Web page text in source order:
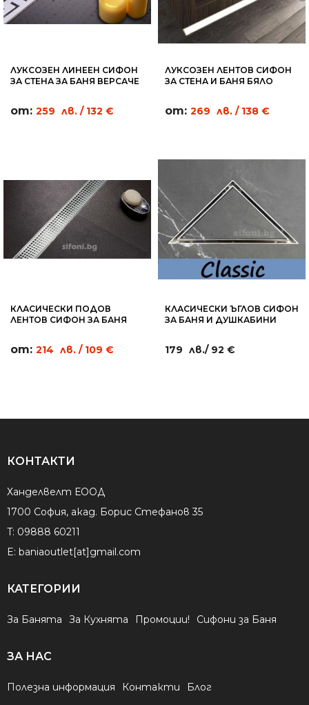
ЛУКСОЗЕН ЛИНЕЕН СИФОН
ЗА СТЕНА ЗА БАНЯ ВЕРСАЧЕ
от: 259 лв. / 132 €
ЛУКСОЗЕН ЛЕНТОВ СИФОН
ЗА СТЕНА И БАНЯ БЯЛО
от: 269 лв. / 138 €
КЛАСИЧЕСКИ ПОДОВ
ЛЕНТОВ СИФОН ЗА БАНЯ
от: 214 лв. / 109 €
КЛАСИЧЕСКИ ЪГЛОВ СИФОН
ЗА БАНЯ И ДУШКАБИНИ
179 лв./ 92 €
КОНТАКТИ
Ханделвелт ЕООД
1700 София, акад. Борис Стефанов 35
T: 09888 60211
E: baniaoutlet[at]gmail.com
КАТЕГОРИИ
За Банята За Кухнята Промоции! Сифони за Баня
ЗА НАС
Полезна информация Контакти Блог